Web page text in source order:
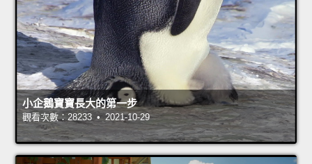
小企鵝寶寶長大的第一步
觀看次數：28233 • 2021-10-29